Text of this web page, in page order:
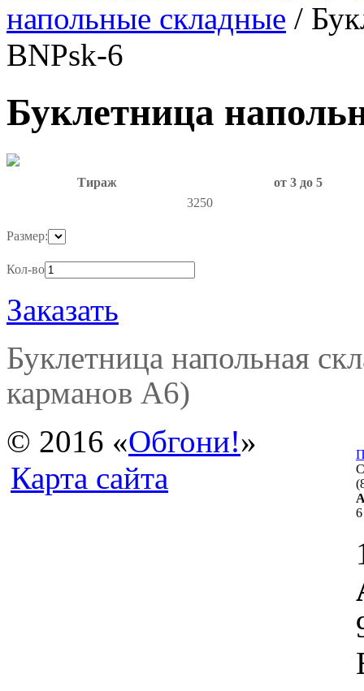
напольные складные /
BNPsk-6
Буклетница
Тираж
от 3 до 5
3250
Размер:
Кол-во
Заказать
Буклетница напольная
карманов А6)
© 2016 «Обгони!»
Карта сайта